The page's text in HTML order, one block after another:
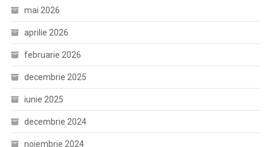
mai 2026
aprilie 2026
februarie 2026
decembrie 2025
iunie 2025
decembrie 2024
noiembrie 2024